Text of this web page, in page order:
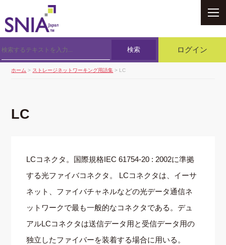
検索 ログイン
ホーム > ストレージネットワーキング用語集 > LC
LC
LCコネクタ。国際規格IEC 61754-20 : 2002に準拠
する光ファイバコネクタ。 LCコネクタは、イーサ
ネット、ファイバチャネルなどの光データ通信ネ
ットワークで最も一般的なコネクタである。デュ
アルLCコネクタは送信データ用と受信データ用の
独立したファイバーを装着する場合に用いる。